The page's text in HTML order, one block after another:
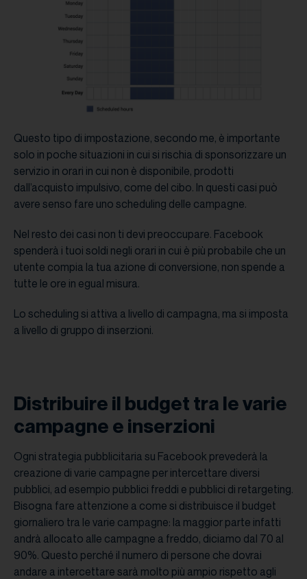
Questo tipo di impostazione, secondo me, è importante
solo in poche situazioni in cui si rischia di sponsorizzare un
servizio in orari in cui non è disponibile, prodotti
dall’acquisto impulsivo, come del cibo. In questi casi può
avere senso fare uno scheduling delle campagne.
Nel resto dei casi non ti devi preoccupare. Facebook
spenderà i tuoi soldi negli orari in cui è più probabile che un
utente compia la tua azione di conversione, non spende a
tutte le ore in egual misura.
Lo scheduling si attiva a livello di campagna, ma si imposta
a livello di gruppo di inserzioni.
Distribuire il budget tra le varie
campagne e inserzioni
Ogni strategia pubblicitaria su Facebook prevederà la
creazione di varie campagne per intercettare diversi
pubblici, ad esempio pubblici freddi e pubblici di retargeting.
Bisogna fare attenzione a come si distribuisce il budget
giornaliero tra le varie campagne: la maggior parte infatti
andrà allocato alle campagne a freddo, diciamo dal 70 al
90%. Questo perché il numero di persone che dovrai
andare a intercettare sarà molto più ampio rispetto agli